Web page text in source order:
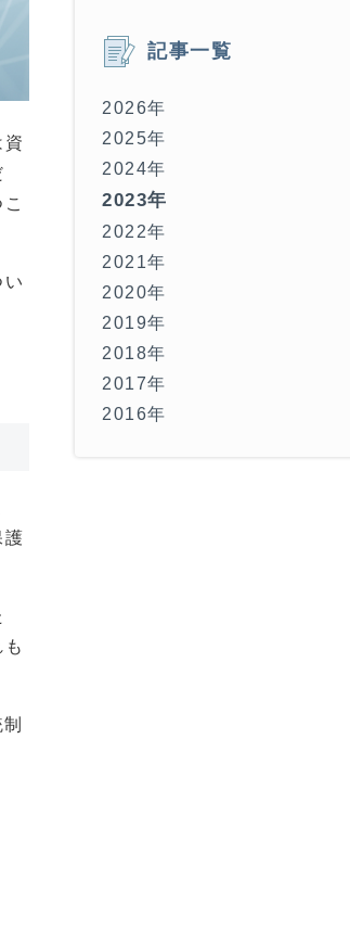
護
記事一覧
2026年
2025年
2024年
2023年
2022年
2021年
2020年
2019年
2018年
2017年
2016年